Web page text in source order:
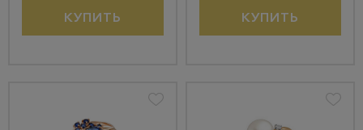
КУПИТЬ КУПИТЬ